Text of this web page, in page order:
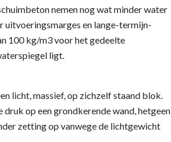
nemen nog wat minder water
uitvoeringsmarges en lange-termijn-
100 kg/m3 voor het gedeelte
ligt.
licht, massief, op zichzelf staand blok.
op een grondkerende wand, hetgeen
zetting op vanwege de lichtgewicht